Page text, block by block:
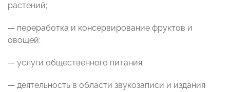
растений;
— переработка и консервирование фруктов и
овощей;
— услуги общественного питания;
— деятельность в области звукозаписи и издания